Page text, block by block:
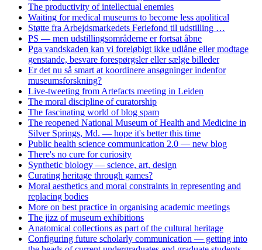
The productivity of intellectual enemies
Waiting for medical museums to become less apolitical
Støtte fra Arbejdsmarkedets Feriefond til udstilling …
PS — men udstillingsområderne er fortsat åbne
Pga vandskaden kan vi foreløbigt ikke udlåne eller modtage
genstande, besvare forespørgsler eller sælge billeder
Er det nu så smart at koordinere ansøgninger indenfor
museumsforskning?
Live-tweeting from Artefacts meeting in Leiden
The moral discipline of curatorship
The fascinating world of blog spam
The reopened National Museum of Health and Medicine in
Silver Springs, Md. — hope it's better this time
Public health science communication 2.0 — new blog
There's no cure for curiosity
Synthetic biology — science, art, design
Curating heritage through games?
Moral aesthetics and moral constraints in representing and
replacing bodies
More on best practice in organising academic meetings
The jizz of museum exhibitions
Anatomical collections as part of the cultural heritage
Configuring future scholarly communication — getting into